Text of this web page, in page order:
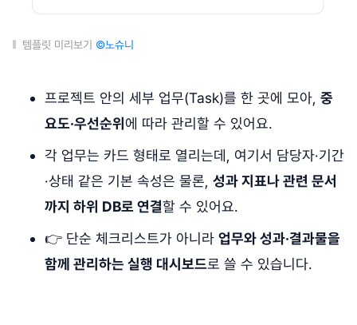
템플릿 미리보기 ©노슈니
프로젝트 안의 세부 업무(Task)를 한 곳에 모아, 중
요도·우선순위 에 따라 관리할 수 있어요.
각 업무는 카드 형태로 열리는데, 여기서 담당자·기간
·상태 같은 기본 속성은 물론, 성과 지표나 관련 문서
까지 하위 DB로 연결할 수 있어요.
👉 단순 체크리스트가 아니라 업무와 성과·결과물을
함께 관리하는 실행 대시보드로 쓸 수 있습니다.